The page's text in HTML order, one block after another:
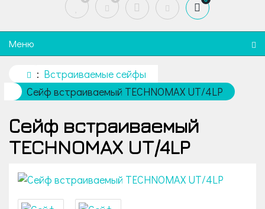
Меню
Встраиваемые сейфы
Сейф встраиваемый TECHNOMAX UT/4LP
Сейф встраиваемый
TECHNOMAX UT/4LP